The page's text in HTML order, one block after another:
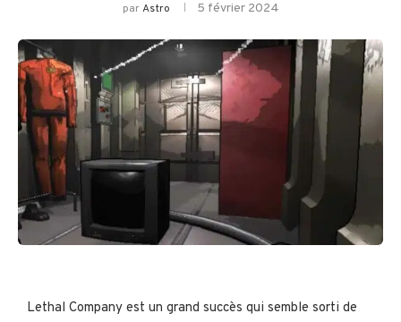
parAstro 5 février 2024
Lethal Company est un grand succès qui semble sorti de